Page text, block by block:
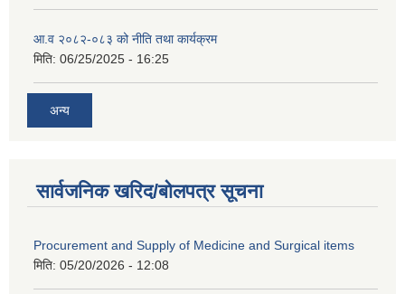
आ.व २०८२-०८३ को नीति तथा कार्यक्रम
मिति: 06/25/2025 - 16:25
अन्य
सार्वजनिक खरिद/बोलपत्र सूचना
Procurement and Supply of Medicine and Surgical items
मिति: 05/20/2026 - 12:08